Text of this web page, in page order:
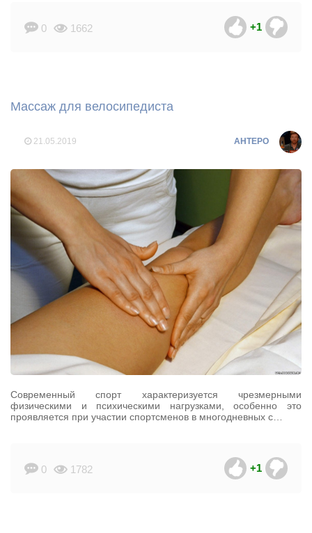
0 1662 +1
Массаж для велосипедиста
21.05.2019 AHTEPO
Современный спорт характеризуется чрезмерными
физическими и психическими нагрузками, особенно это
проявляется при участии спортсменов в многодневных с…
0 1782 +1